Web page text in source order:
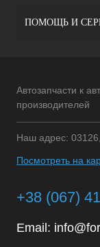
ПОМОЩЬ И
Автозапчасти к
производителей
Наш адрес:
Посмотреть на
+38 (067)
Email: